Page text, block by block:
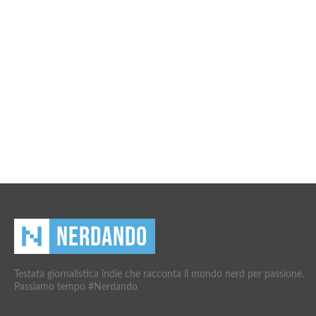
Testata giornalistica indie che racconta il mondo nerd per passione.
Passiamo tempo #Nerdando